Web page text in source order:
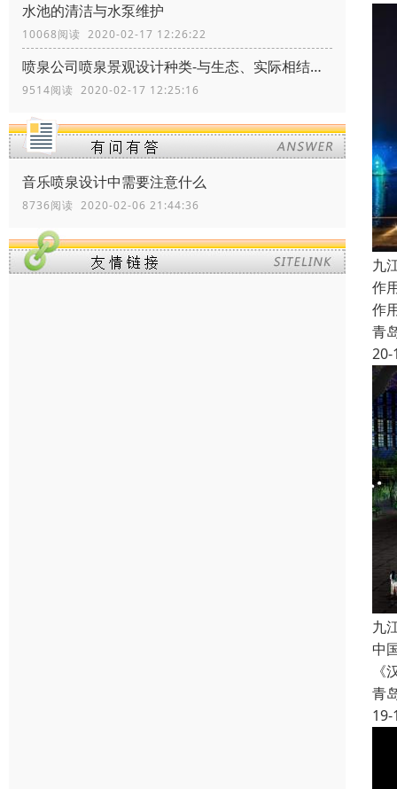
水池的清洁与水泵维护
10068阅读 2020-02-17 12:26:22
喷泉公司喷泉景观设计种类-与生态、实际相结合
9514阅读 2020-02-17 12:25:16
音乐喷泉设计中需要注意什么
8736阅读 2020-02-06 21:44:36
九
作
作
青
20-
九
中
青
19-